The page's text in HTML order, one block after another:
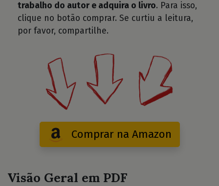
trabalho do autor e adquira o livro. Para isso,
clique no botão comprar. Se curtiu a leitura,
por favor, compartilhe.
Comprar na Amazon
Visão Geral em PDF